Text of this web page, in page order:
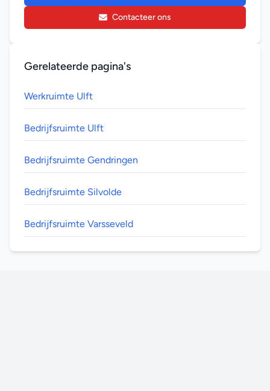
Contacteer ons
Gerelateerde pagina's
Werkruimte Ulft
Bedrijfsruimte Ulft
Bedrijfsruimte Gendringen
Bedrijfsruimte Silvolde
Bedrijfsruimte Varsseveld